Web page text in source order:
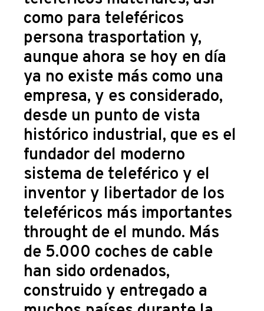
como para teleféricos
persona trasportation y,
aunque ahora se hoy en día
ya no existe más como una
empresa, y es considerado,
desde un punto de vista
histórico industrial, que es el
fundador del moderno
sistema de teleférico y el
inventor y libertador de los
teleféricos más importantes
throught de el mundo. Más
de 5.000 coches de cable
han sido ordenados,
construido y entregado a